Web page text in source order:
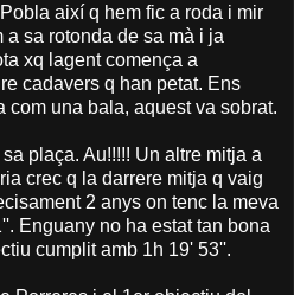
així q hem fic a roda i mir
a sa rotonda de sa mà i ja
xq lagent comença a
cadavers q han petat. Ens
com una bala, aquest va sobrat.
plaça. Au!!!!! Un altre mitja a
crec q la darrere mitja q vaig
2 anys on tenc la meva
Enguany no ha estat tan bona
cumplit amb 1h 19' 53''.